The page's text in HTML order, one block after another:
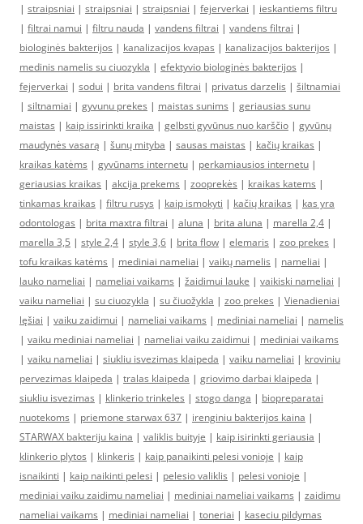
| straipsniai | straipsniai | straipsniai | fejerverkai | ieskantiems filtru
| filtrai namui | filtru nauda | vandens filtrai | vandens filtrai |
biologinės bakterijos | kanalizacijos kvapas | kanalizacijos bakterijos |
medinis namelis su ciuozykla | efektyvio biologinės bakterijos |
fejerverkai | sodui | brita vandens filtrai | privatus darzelis | šiltnamiai
| siltnamiai | gyvunu prekes | maistas sunims | geriausias sunu
maistas | kaip issirinkti kraika | gelbsti gyvūnus nuo karščio | gyvūnų
maudynės vasarą | šunų mityba | sausas maistas | kačių kraikas |
kraikas katėms | gyvūnams internetu | perkamiausios internetu |
geriausias kraikas | akcija prekems | zooprekės | kraikas katems |
tinkamas kraikas | filtru rusys | kaip ismokyti | kačių kraikas | kas yra
odontologas | brita maxtra filtrai | aluna | brita aluna | marella 2,4 |
marella 3,5 | style 2,4 | style 3,6 | brita flow | elemaris | zoo prekes |
tofu kraikas katėms | mediniai nameliai | vaikų namelis | nameliai |
lauko nameliai | nameliai vaikams | žaidimui lauke | vaikiski nameliai |
vaiku nameliai | su ciuozykla | su čiuožykla | zoo prekes | Vienadieniai
lęšiai | vaiku zaidimui | nameliai vaikams | mediniai nameliai | namelis
| vaiku mediniai nameliai | nameliai vaiku zaidimui | mediniai vaikams
| vaiku nameliai | siukliu isvezimas klaipeda | vaiku nameliai | kroviniu
pervezimas klaipeda | tralas klaipeda | griovimo darbai klaipeda |
siukliu isvezimas | klinkerio trinkeles | stogo danga | biopreparatai
nuotekoms | priemone starwax 637 | irenginiu bakterijos kaina |
STARWAX bakteriju kaina | valiklis buityje | kaip isirinkti geriausia |
klinkerio plytos | klinkeris | kaip panaikinti pelesi vonioje | kaip
isnaikinti | kaip naikinti pelesi | pelesio valiklis | pelesi vonioje |
mediniai vaiku zaidimu nameliai | mediniai nameliai vaikams | zaidimu
nameliai vaikams | mediniai nameliai | toneriai | kaseciu pildymas